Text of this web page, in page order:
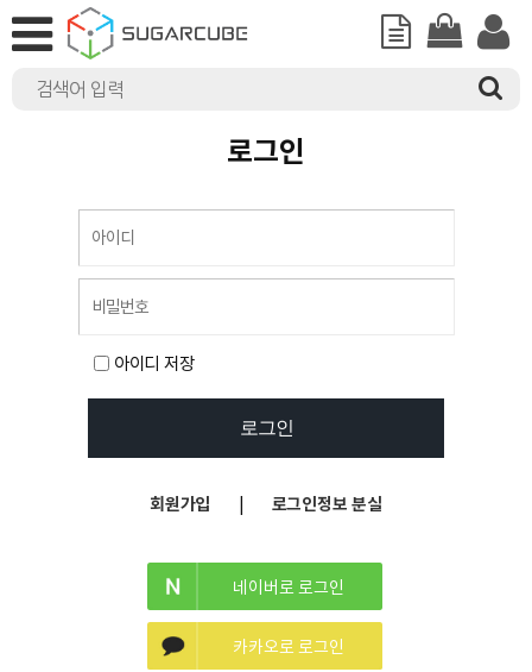
로그인
아이디 저장
회원가입 로그인정보 분실
네이버로 로그인
카카오로 로그인